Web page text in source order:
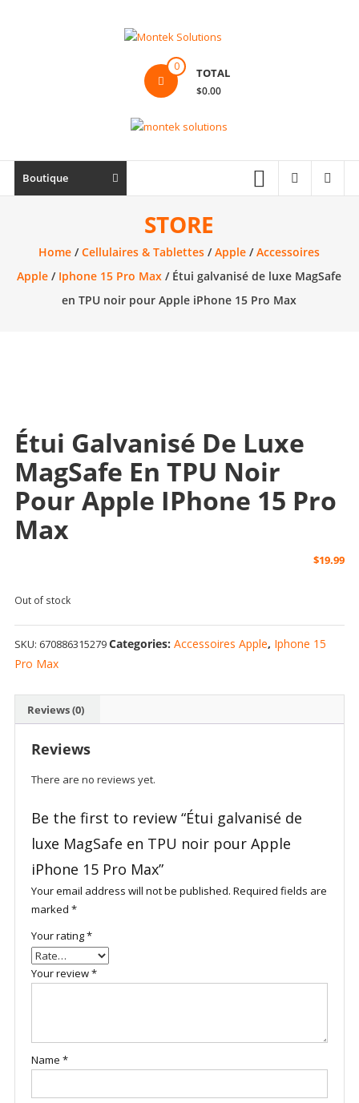
Ordinateur,
électronique
0 TOTAL
$0.00
Boutique
STORE
Home /Cellulaires & Tablettes /Apple /Accessoires
Apple / Iphone 15 Pro Max / Étui galvanisé de luxe MagSafe
en TPU noir pour Apple iPhone 15 Pro Max
Étui Galvanisé De Luxe
MagSafe En TPU Noir
Pour Apple IPhone 15 Pro
Max
$19.99
Out of stock
SKU: 670886315279Categories: Accessoires Apple, Iphone 15
Pro Max
Reviews (0)
Reviews
There are no reviews yet.
Be the first to review “Étui galvanisé de
luxe MagSafe en TPU noir pour Apple
iPhone 15 Pro Max”
Your email address will not be published. Required fields are
marked *
Your rating*
Your review*
Name *